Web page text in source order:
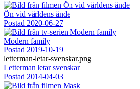
Ön vid världens ände
Postad 2020-06-27
Modern family
Postad 2019-10-19
letterman-letar-svenskar.png
Letterman letar svenskar
Postad 2014-04-03